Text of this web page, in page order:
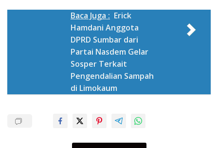
Baca Juga : Erick
Hamdani Anggota
DPRD Sumbar dari
Partai Nasdem Gelar
Sosper Terkait
Pengendalian Sampah
di Limokaum